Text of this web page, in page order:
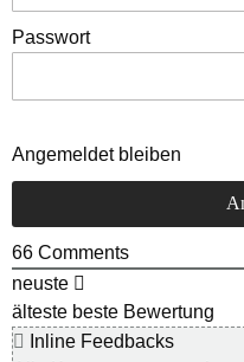
Passwort
Angemeldet bleiben
66 Comments
neuste
älteste beste Bewertung
Inline Feedbacks